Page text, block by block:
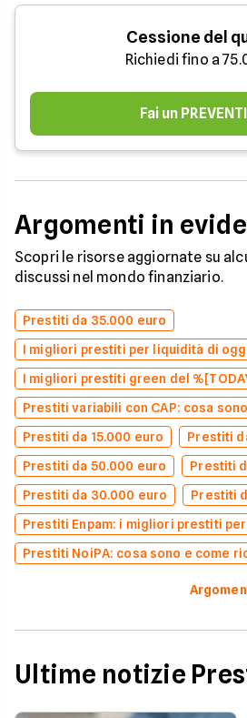
Cessione del
Richiedi fino a
Fai un
Argomenti in
Scopri le risorse aggiornate su
discussi nel mondo finanziario.
Prestiti da 35.000 euro
I migliori prestiti per liquidità di oggi
I migliori prestiti green del
Prestiti variabili con CAP: cosa sono
Prestiti da 15.000 euro
Prestiti
Prestiti da 50.000 euro
Prestiti
Prestiti da 30.000 euro
Prestiti
Prestiti Enpam: i migliori prestiti
Prestiti NoiPA: cosa sono e come
Ultime notizie